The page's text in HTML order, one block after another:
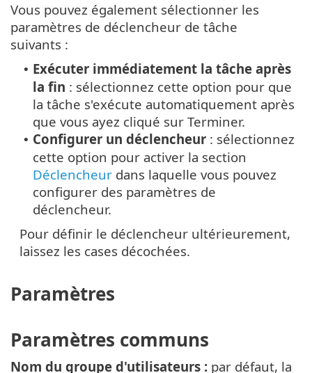
Vous pouvez également sélectionner les
paramètres de déclencheur de tâche
suivants :
• Exécuter immédiatement la tâche après
la fin : sélectionnez cette option pour que
la tâche s'exécute automatiquement après
que vous ayez cliqué sur Terminer.
• Configurer un déclencheur : sélectionnez
cette option pour activer la section
Déclencheur dans laquelle vous pouvez
configurer des paramètres de
déclencheur.
Pour définir le déclencheur ultérieurement,
laissez les cases décochées.
Paramètres
Paramètres communs
Nom du groupe d'utilisateurs : par défaut, la